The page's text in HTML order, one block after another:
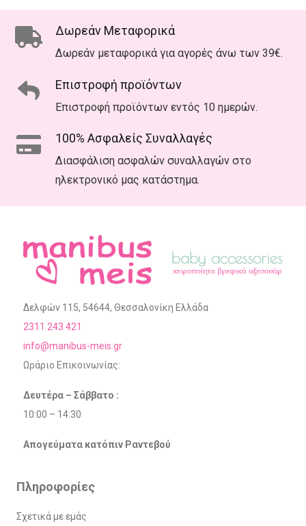
Δωρεάν Μεταφορικά
Δωρεάν μεταφορικά για αγορές άνω των 39€.
Επιστροφή προϊόντων
Επιστροφή προϊόντων εντός 10 ημερών.
100% Ασφαλείς Συναλλαγές
Διασφάλιση ασφαλών συναλλαγών στο
ηλεκτρονικό μας κατάστημα.
Δελφών 115, 54644, Θεσσαλονίκη Ελλάδα
2311 243 421
info@manibus-meis.gr
Ωράριο Επικοινωνίας:
Δευτέρα – Σάββατο :
10:00 – 14:30
Απογεύματα κατόπιν Ραντεβού
Πληροφορίες
Σχετικά με εμάς